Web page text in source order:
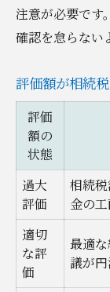
注意が必要です
確認を怠らない
評価額が相続
評価
額の
状態
過大
評価
相続
金の
適切
な評
価
最適
議が